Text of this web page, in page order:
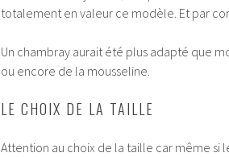
totalement en valeur ce modèle. Et par
Un chambray aurait été plus adapté que
ou encore de la mousseline.
LE CHOIX DE LA TAILLE
Attention au choix de la taille car même si